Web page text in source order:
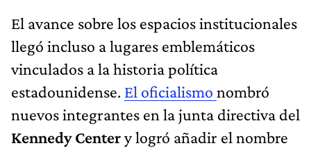
El avance sobre los espacios institucionales
llegó incluso a lugares emblemáticos
vinculados a la historia política
estadounidense. El oficialismo nombró
nuevos integrantes en la junta directiva del
Kennedy Centery logró añadir el nombre